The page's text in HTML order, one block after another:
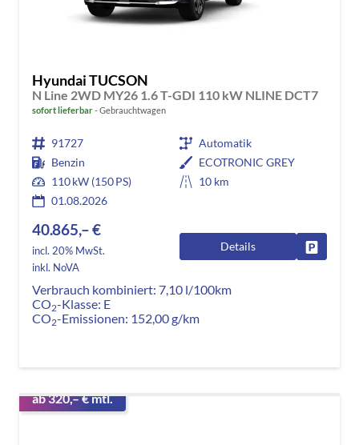
Hyundai TUCSON
N Line 2WD MY26 1.6 T-GDI 110 kW NLINE DCT7
sofort lieferbar Gebrauchtwagen
91727
Automatik
Benzin
ECOTRONIC GREY
110 kW (150 PS)
10 km
01.08.2026
40.865,– €
incl. 20% MwSt.
inkl. NoVA
Details
Verbrauch kombiniert: 7,10 l/100km
CO2-Klasse: E
CO2-Emissionen: 152,00 g/km
ab 320,– € mtl.